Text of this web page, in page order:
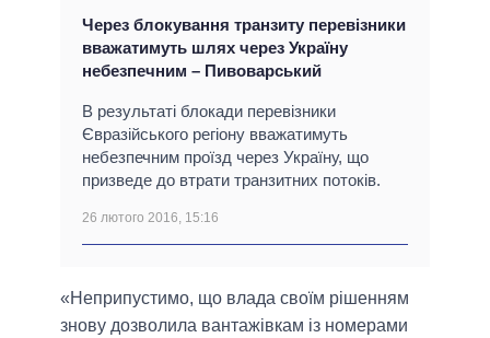
Через блокування транзиту перевізники
вважатимуть шлях через Україну
небезпечним – Пивоварський
В результаті блокади перевізники
Євразійського регіону вважатимуть
небезпечним проїзд через Україну, що
призведе до втрати транзитних потоків.
26 лютого 2016, 15:16
«Неприпустимо, що влада своїм рішенням
знову дозволила вантажівкам із номерами